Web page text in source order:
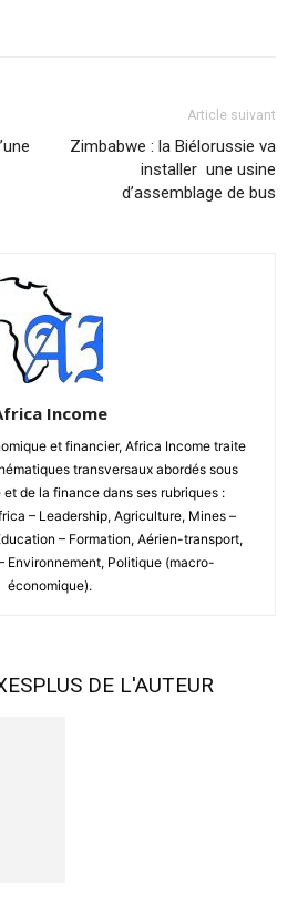
Article suivant
Zimbabwe : la Biélorussie va
installer une usine
d’assemblage de bus
Income
et financier, Africa Income traite
transversaux abordés sous
et de la finance dans ses rubriques :
– Leadership, Agriculture, Mines –
– Formation, Aérien-transport,
Environnement, Politique (macro-
économique).
PLUS DE L'AUTEUR